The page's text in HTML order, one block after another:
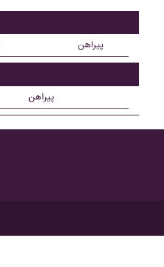
پیراهن
پیراهن